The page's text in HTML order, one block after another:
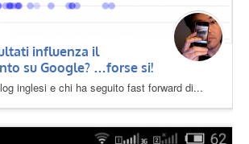
influenza il
su Google? …forse si!
inglesi e chi ha seguito fast forward di...